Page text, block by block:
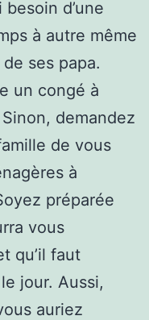
d’une
à autre même
ses papa.
un congé à
demandez
de vous
à
préparée
vous
qu’il faut
jour. Aussi,
auriez